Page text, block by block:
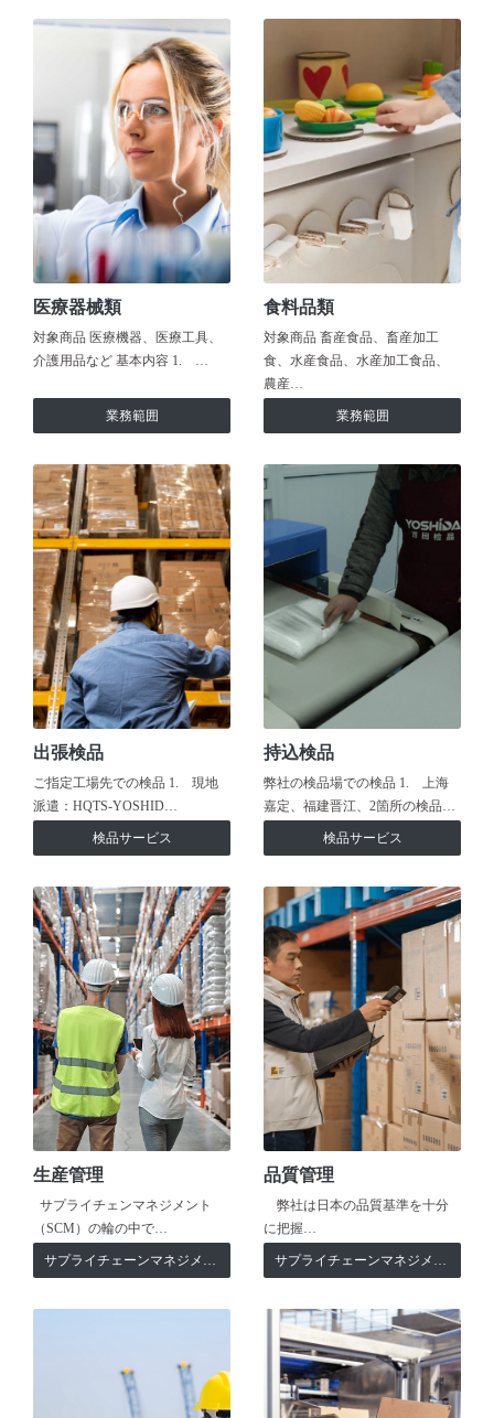
医療器械類
対象商品 医療機器、医療工具、
介護用品など 基本内容 1. …
業務範囲
食料品類
対象商品 畜産食品、畜産加工
食、水産食品、水産加工食品、
農産…
業務範囲
出張検品
ご指定工場先での検品 1. 現地
派遣：HQTS-YOSHID…
検品サービス
持込検品
弊社の検品場での検品 1. 上海
嘉定、福建晋江、2箇所の検品…
検品サービス
生産管理
サプライチェンマネジメント
（SCM）の輪の中で…
サプライチェーンマネジメント
品質管理
弊社は日本の品質基準を十分
に把握…
サプライチェーンマネジメント